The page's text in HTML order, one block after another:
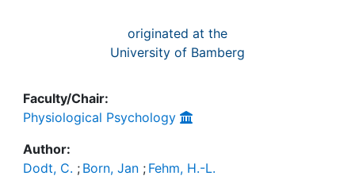
originated at the
University of Bamberg
Faculty/Chair:
Physiological Psychology
Author:
Dodt, C. ; Born, Jan ; Fehm, H.-L.